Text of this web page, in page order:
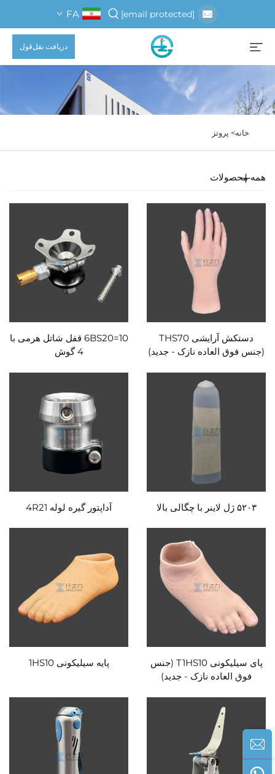
[email protected]
FA
دریافت نقل‌قول
خانه> پروتز
همه محصولات
دستکش آرایشی THS70
(جنس فوق العاده نازک - جدید)
6BS20=10 قفل شاتل هرمی با
4 گوش
۵۲۰۳ ژل لاینر با چگالی بالا آداپتور گیره لوله 4R21
پای سیلیکونی T1HS10 (جنس
فوق العاده نازک - جدید)
پایه سیلیکونی 1HS10